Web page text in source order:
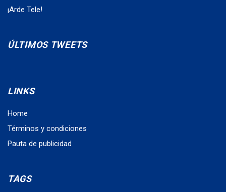
¡Arde Tele!
ÚLTIMOS TWEETS
LINKS
Home
Términos y condiciones
Pauta de publicidad
TAGS